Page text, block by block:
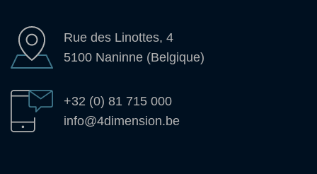
Rue des Linottes, 4
5100 Naninne (Belgique)
+32 (0) 81 715 000
info@4dimension.be